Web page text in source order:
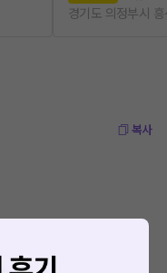
경기도 의정부시
복사